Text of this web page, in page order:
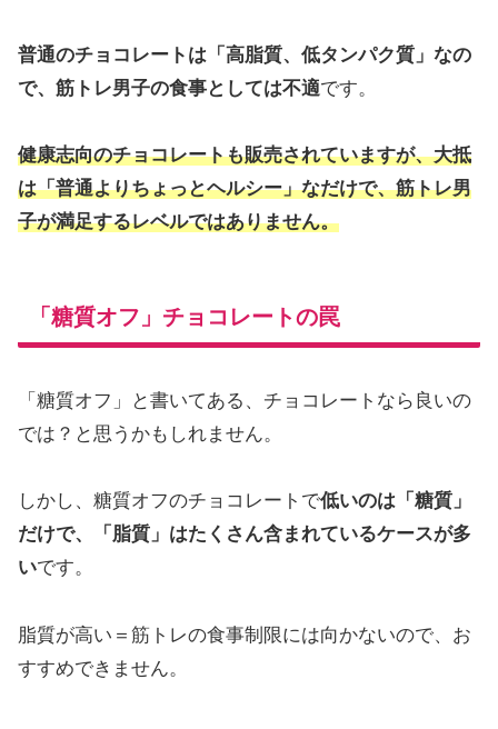
普通のチョコレートは「高脂質、低タンパク質」なの
で、筋トレ男子の食事としては不適です。
健康志向のチョコレートも販売されていますが、大抵
は「普通よりちょっとヘルシー」なだけで、筋トレ男
子が満足するレベルではありません。
「糖質オフ」チョコレートの罠
「糖質オフ」と書いてある、チョコレートなら良いの
では？と思うかもしれません。
しかし、糖質オフのチョコレートで低いのは「糖質」
だけで、「脂質」はたくさん含まれているケースが多
いです。
脂質が高い＝筋トレの食事制限には向かないので、お
すすめできません。